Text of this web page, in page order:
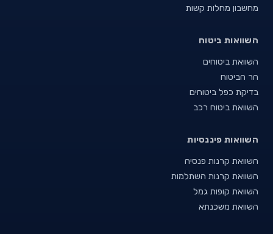
מחשבון מחלות קשות
השוואות ביטוח
השוואת ביטוחים
הר הביטוח
בדיקת כפל ביטוחים
השוואת ביטוח רכב
השוואות פיננסיות
השוואת קרנות פנסיה
השוואת קרנות השתלמות
השוואת קופות גמל
השוואת משכנתא